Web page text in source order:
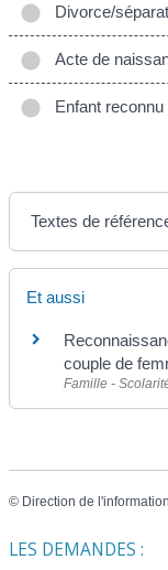
Divorce/
Acte de
Enfant
Textes de
Et aussi
couple de
Famille -
© Direction de
LES DEMANDES :